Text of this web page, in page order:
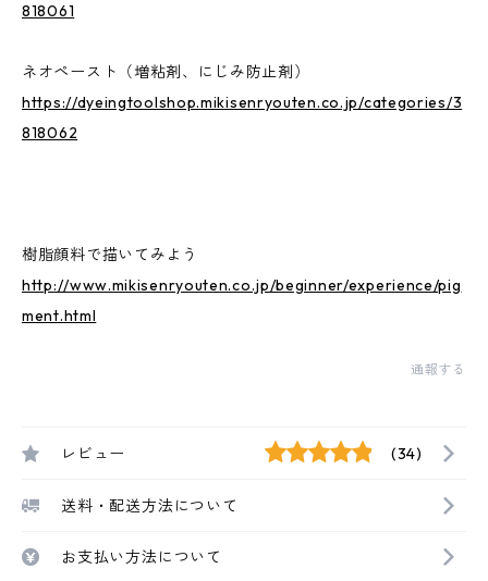
818061
ネオペースト（増粘剤、にじみ防止剤）
https://dyeingtoolshop.mikisenryouten.co.jp/categories/3
818062
樹脂顔料で描いてみよう
http://www.mikisenryouten.co.jp/beginner/experience/pig
ment.html
通報する
レビュー (34)
送料・配送方法について
お支払い方法について